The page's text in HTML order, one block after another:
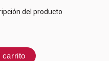
del producto
carrito